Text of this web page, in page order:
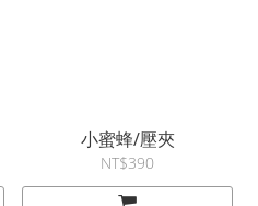
小蜜蜂/壓夾
NT$390